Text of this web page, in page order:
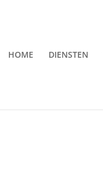
HOME DIENSTEN